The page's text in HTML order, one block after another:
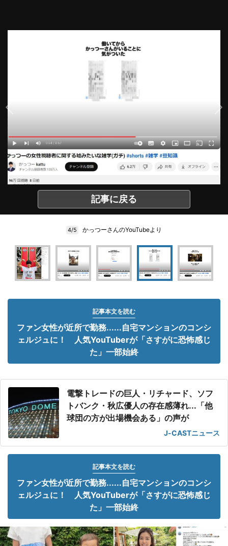
記事に戻る
4/5 かっつーさんのYouTubeより
記事本文を読む
ファン女性が近所で勤務......自宅マンションのコンシ
ェルジュに！ 人気YouTuberが「さすがに恐怖感じ
た」一部始終
電撃トレードの巨人・リチャード、ソフ
トバンク・秋広優人の存在感薄れ...「他
球団の方が出場機会ある」の声が
J-CASTニュース
記事本文を読む
ファン女性が近所で勤務......自宅マンションのコンシ
ェルジュに！ 人気YouTuberが「さすがに恐怖感じ
た」一部始終